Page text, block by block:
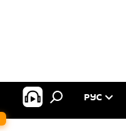
РУС